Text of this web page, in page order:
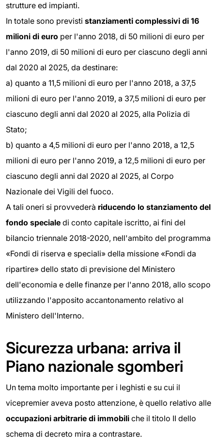
strutture ed impianti.
In totale sono previsti stanziamenti complessivi di 16
milioni di euro per l'anno 2018, di 50 milioni di euro per
l'anno 2019, di 50 milioni di euro per ciascuno degli anni
dal 2020 al 2025, da destinare:
a) quanto a 11,5 milioni di euro per l'anno 2018, a 37,5
milioni di euro per l'anno 2019, a 37,5 milioni di euro per
ciascuno degli anni dal 2020 al 2025, alla Polizia di
Stato;
b) quanto a 4,5 milioni di euro per l'anno 2018, a 12,5
milioni di euro per l'anno 2019, a 12,5 milioni di euro per
ciascuno degli anni dal 2020 al 2025, al Corpo
Nazionale dei Vigili del fuoco.
A tali oneri si provvederà riducendo lo stanziamento del
fondo speciale di conto capitale iscritto, ai fini del
bilancio triennale 2018-2020, nell'ambito del programma
«Fondi di riserva e speciali» della missione «Fondi da
ripartire» dello stato di previsione del Ministero
dell'economia e delle finanze per l'anno 2018, allo scopo
utilizzando l'apposito accantonamento relativo al
Ministero dell'Interno.
Sicurezza urbana: arriva il
Piano nazionale sgomberi
Un tema molto importante per i leghisti e su cui il
vicepremier aveva posto attenzione, è quello relativo alle
occupazioni arbitrarie di immobili che il titolo II dello
schema di decreto mira a contrastare.